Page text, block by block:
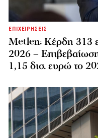
ΕΠΙΧΕΙΡΗΣΕΙΣ
Metlen: Κέρδη 313
2026 –
1,15 δισ. ευρώ το